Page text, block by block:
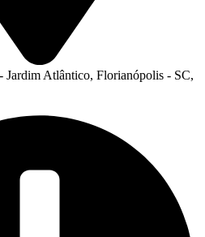
Jardim Atlântico, Florianópolis - SC,